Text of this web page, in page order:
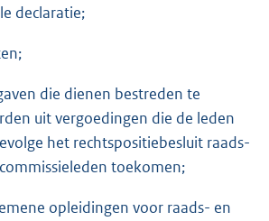
declaratie;
die dienen bestreden te
uit vergoedingen die de leden
het rechtspositiebesluit raads-
toekomen;
opleidingen voor raads- en